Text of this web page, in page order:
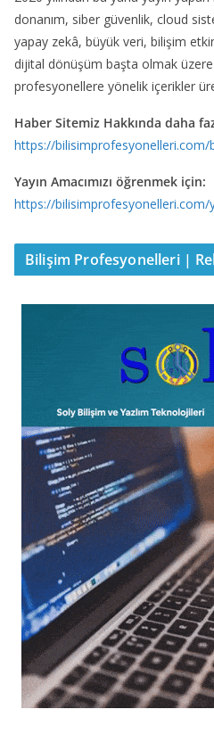
donanım, siber güvenlik, cloud
yapay zekâ, büyük veri, bilişim
dijital dönüşüm başta olmak
profesyonellere yönelik içerikler
Haber Sitemiz Hakkında daha
https://bilisimprofesyonelleri.com/
Yayın Amacımızı öğrenmek için:
https://bilisimprofesyonelleri.com/
Bilişim Profesyonelleri |